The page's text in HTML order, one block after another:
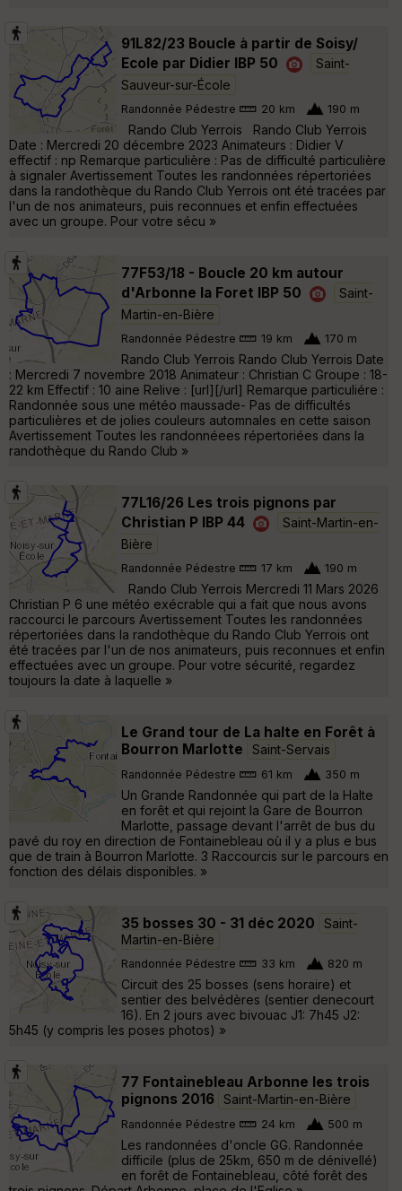
91L82/23 Boucle à partir de Soisy/
Ecole par Didier IBP 50
Saint-
Sauveur-sur-École
Randonnée Pédestre 20 km 190 m
Rando Club Yerrois Rando Club Yerrois
Date : Mercredi 20 décembre 2023 Animateurs : Didier V
effectif : np Remarque particulière : Pas de difficulté particulière
à signaler Avertissement Toutes les randonnées répertoriées
dans la randothèque du Rando Club Yerrois ont été tracées par
l'un de nos animateurs, puis reconnues et enfin effectuées
avec un groupe. Pour votre sécu »
77F53/18 - Boucle 20 km autour
d'Arbonne la Foret IBP 50
Saint-
Martin-en-Bière
Randonnée Pédestre 19 km 170 m
Rando Club Yerrois Rando Club Yerrois Date
: Mercredi 7 novembre 2018 Animateur : Christian C Groupe : 18-
22 km Effectif : 10 aine Relive : [url][/url] Remarque particuliére :
Randonnée sous une météo maussade- Pas de difficultés
particulières et de jolies couleurs automnales en cette saison
Avertissement Toutes les randonnéees répertoriées dans la
randothèque du Rando Club »
77L16/26 Les trois pignons par
Christian P IBP 44
Saint-Martin-en-
Bière
Randonnée Pédestre 17 km 190 m
Rando Club Yerrois Mercredi 11 Mars 2026
Christian P 6 une météo exécrable qui a fait que nous avons
raccourci le parcours Avertissement Toutes les randonnées
répertoriées dans la randothèque du Rando Club Yerrois ont
été tracées par l'un de nos animateurs, puis reconnues et enfin
effectuées avec un groupe. Pour votre sécurité, regardez
toujours la date à laquelle »
Le Grand tour de La halte en Forêt à
Bourron Marlotte
Saint-Servais
Randonnée Pédestre 61 km 350 m
Un Grande Randonnée qui part de la Halte
en forêt et qui rejoint la Gare de Bourron
Marlotte, passage devant l'arrêt de bus du
pavé du roy en direction de Fontainebleau où il y a plus e bus
que de train à Bourron Marlotte. 3 Raccourcis sur le parcours en
fonction des délais disponibles. »
35 bosses 30 - 31 déc 2020
Saint-
Martin-en-Bière
Randonnée Pédestre 33 km 820 m
Circuit des 25 bosses (sens horaire) et
sentier des belvédères (sentier denecourt
16). En 2 jours avec bivouac J1: 7h45 J2:
5h45 (y compris les poses photos) »
77 Fontainebleau Arbonne les trois
pignons 2016
Saint-Martin-en-Bière
Randonnée Pédestre 24 km 500 m
Les randonnées d'oncle GG. Randonnée
difficile (plus de 25km, 650 m de dénivellé)
en forêt de Fontainebleau, côté forêt des